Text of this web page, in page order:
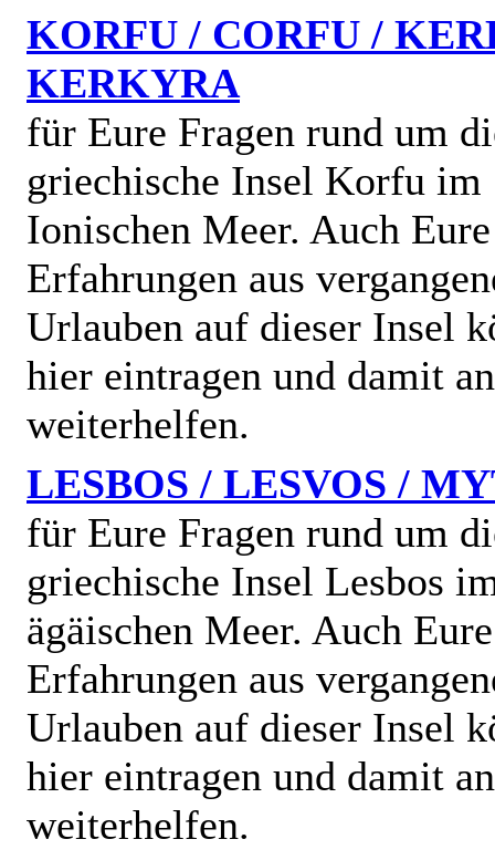
KORFU / CORFU /
KERKYRA
für Eure Fragen rund um
griechische Insel Korfu im
Ionischen Meer. Auch Eure
Erfahrungen aus
Urlauben auf dieser Insel
hier eintragen und damit
weiterhelfen.
LESBOS / LESVOS /
für Eure Fragen rund um
griechische Insel Lesbos
ägäischen Meer. Auch Eure
Erfahrungen aus
Urlauben auf dieser Insel
hier eintragen und damit
weiterhelfen.